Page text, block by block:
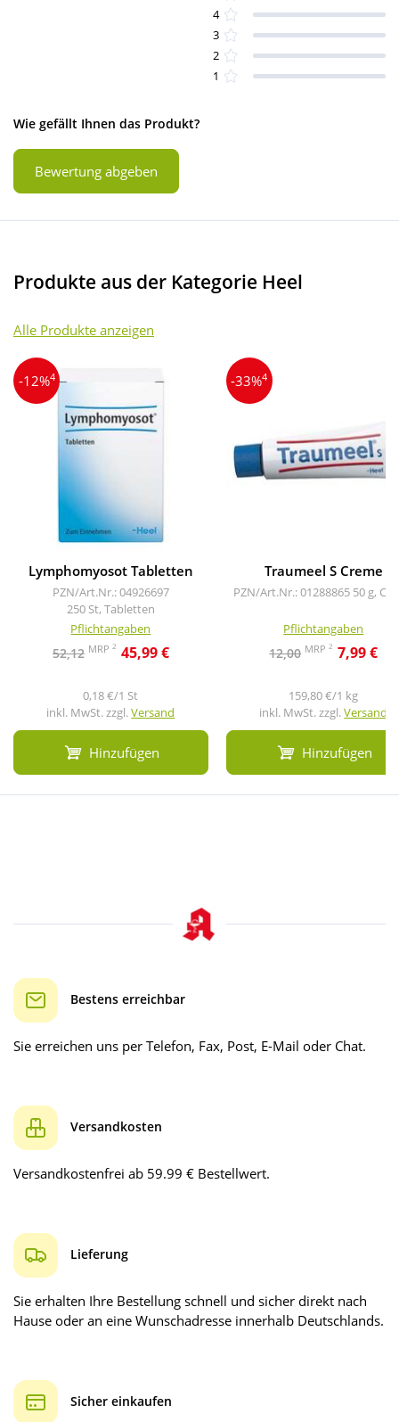
4
3
2
1
Wie gefällt Ihnen das Produkt?
Bewertung abgeben
Produkte aus der Kategorie Heel
Alle Produkte anzeigen
-12%4
Lymphomyosot Tabletten
PZN/Art.Nr.: 04926697
250 St, Tabletten
Pflichtangaben
52,12 MRP 2 45,99 €
0,18 €/1 St
inkl. MwSt. zzgl.Versand
Hinzufügen
-33%4
Traumeel S Creme
PZN/Art.Nr.: 01288865 50 g,
Pflichtangaben
12,00 MRP2 7,99 €
159,80 €/1 kg
inkl. MwSt. zzgl.Versand
Hinzufügen
Bestens erreichbar
Sie erreichen uns per Telefon, Fax, Post, E-Mail oder Chat.
Versandkosten
Versandkostenfrei ab 59.99 € Bestellwert.
Lieferung
Sie erhalten Ihre Bestellung schnell und sicher direkt nach
Hause oder an eine Wunschadresse innerhalb Deutschlands.
Sicher einkaufen